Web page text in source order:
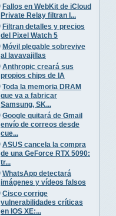
Fallos en WebKit de iCloud
Private Relay filtran I...
Filtran detalles y precios
del Pixel Watch 5
Móvil plegable sobrevive
al lavavajillas
Anthropic creará sus
propios chips de IA
Toda la memoria DRAM
que va a fabricar
Samsung, SK...
Google quitará de Gmail
envío de correos desde
cue...
ASUS cancela la compra
de una GeForce RTX 5090:
tr...
WhatsApp detectará
imágenes y vídeos falsos
Cisco corrige
vulnerabilidades críticas
en IOS XE:...